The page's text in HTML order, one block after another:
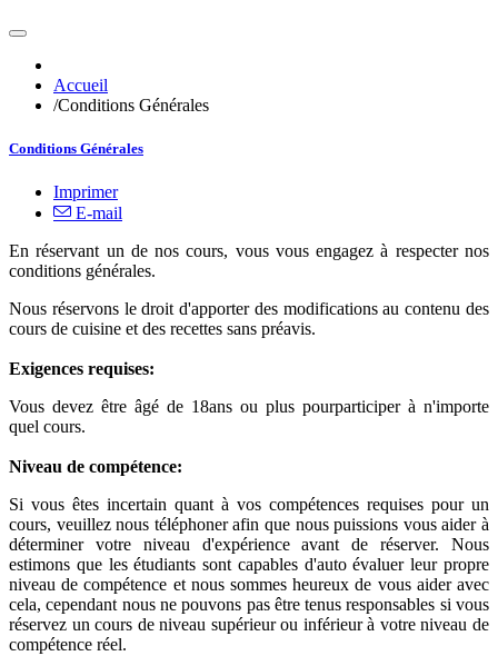
Accueil
/Conditions Générales
Conditions Générales
Imprimer
E-mail
En réservant un de nos cours, vous vous engagez à respecter nos
conditions générales.
Nous réservons le droit d'apporter des modifications au contenu des
cours de cuisine et des recettes sans préavis.
Exigences requises:
Vous devez être âgé de 18ans ou plus pourparticiper à n'importe
quel cours.
Niveau de compétence:
Si vous êtes incertain quant à vos compétences requises pour un
cours, veuillez nous téléphoner afin que nous puissions vous aider à
déterminer votre niveau d'expérience avant de réserver. Nous
estimons que les étudiants sont capables d'auto évaluer leur propre
niveau de compétence et nous sommes heureux de vous aider avec
cela, cependant nous ne pouvons pas être tenus responsables si vous
réservez un cours de niveau supérieur ou inférieur à votre niveau de
compétence réel.